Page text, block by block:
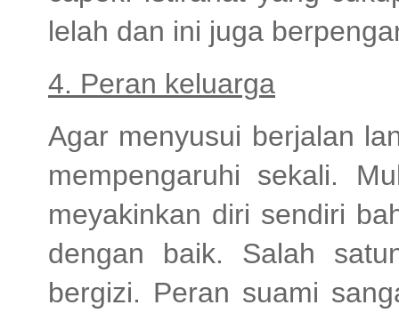
lelah dan ini juga
4. Peran keluarga
Agar menyusui berjalan
mempengaruhi sekali.
meyakinkan diri sendiri
dengan baik. Salah
bergizi. Peran suami